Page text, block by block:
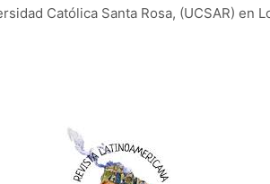
Católica Santa Rosa, (UCSAR) en